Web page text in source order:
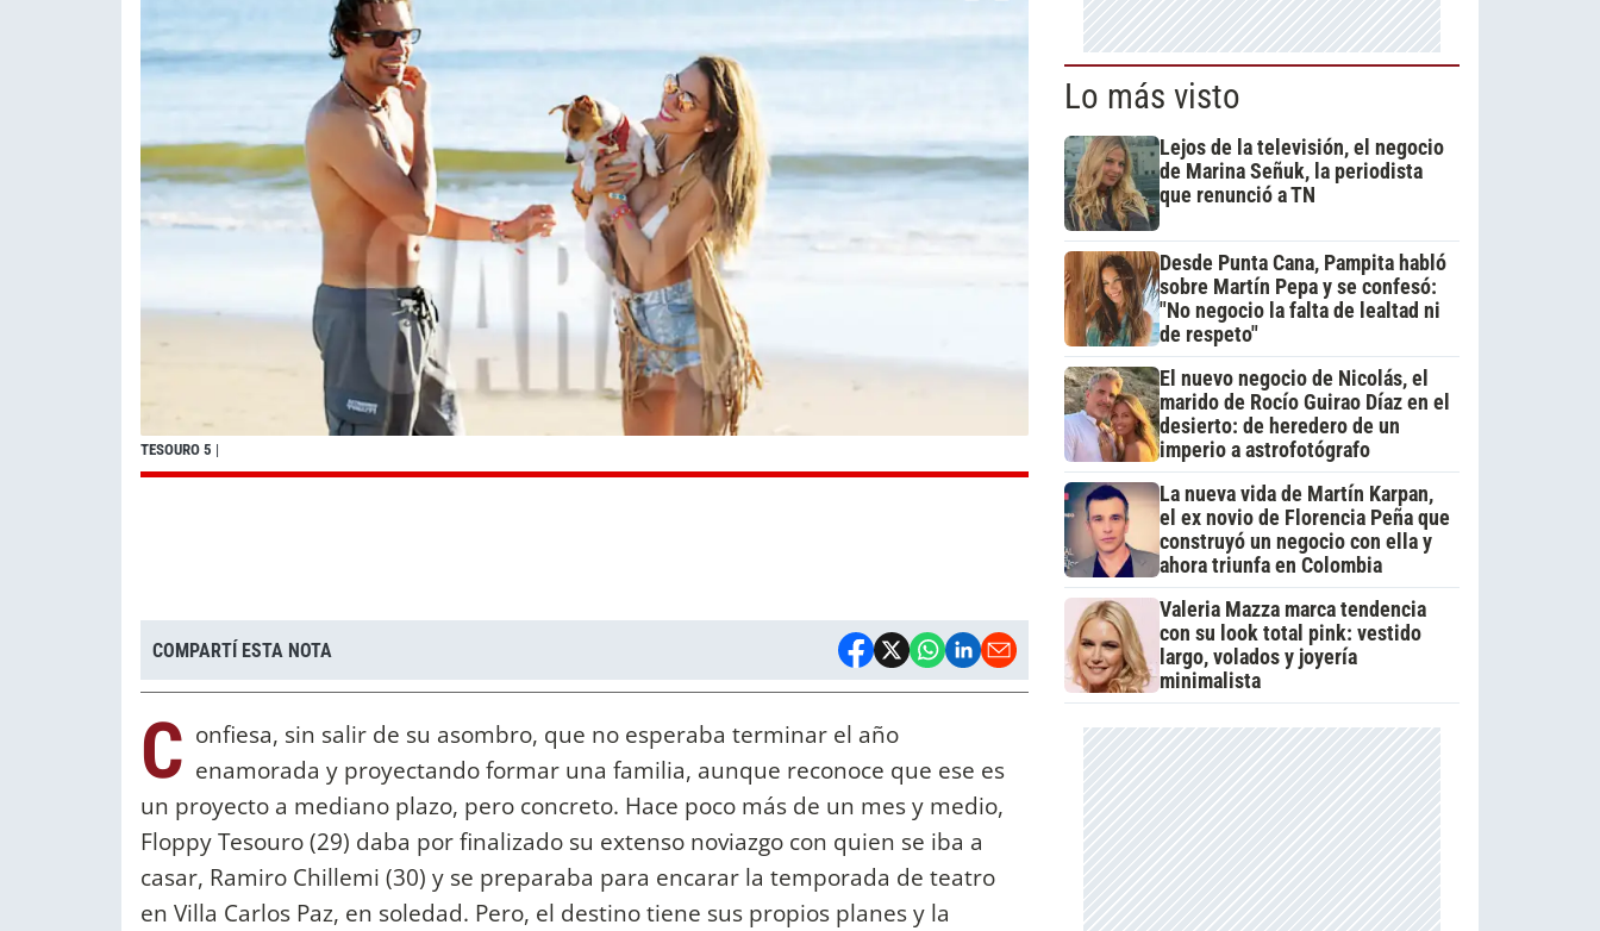
TESOURO 5 |
COMPARTÍ ESTA NOTA
C onfiesa, sin salir de su asombro, que no esperaba terminar el año
enamorada y proyectando formar una familia, aunque reconoce que ese es
un proyecto a mediano plazo, pero concreto. Hace poco más de un mes y medio,
Floppy Tesouro (29) daba por finalizado su extenso noviazgo con quien se iba a
casar, Ramiro Chillemi (30) y se preparaba para encarar la temporada de teatro
en Villa Carlos Paz, en soledad. Pero, el destino tiene sus propios planes y la
Lo más visto
Lejos de la televisión, el negocio
de Marina Señuk, la periodista
que renunció a TN
Desde Punta Cana, Pampita habló
sobre Martín Pepa y se confesó:
"No negocio la falta de lealtad ni
de respeto"
El nuevo negocio de Nicolás, el
marido de Rocío Guirao Díaz en el
desierto: de heredero de un
imperio a astrofotógrafo
La nueva vida de Martín Karpan,
el ex novio de Florencia Peña que
construyó un negocio con ella y
ahora triunfa en Colombia
Valeria Mazza marca tendencia
con su look total pink: vestido
largo, volados y joyería
minimalista